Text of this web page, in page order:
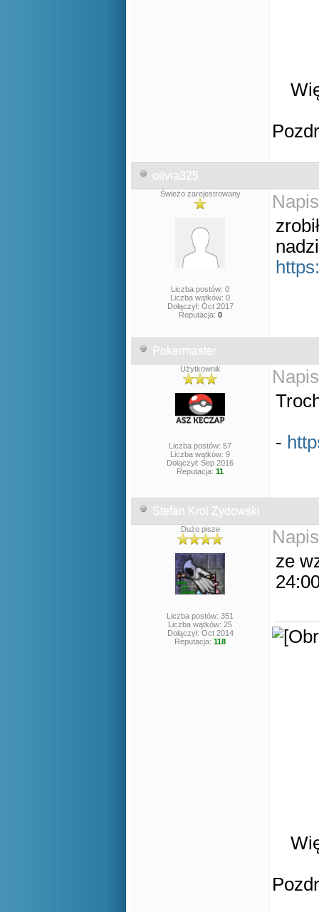
olivia325
Świeżo zarejestrowany
Liczba postów: 0
Liczba wątków: 0
Dołączył: Oct 2017
Reputacja: 0
Pokermaster
Użytkownik
Liczba postów: 57
Liczba wątków: 9
Dołączył: Sep 2016
Reputacja: 11
-
Stefan Krol Zydowski
Dużo pisze
Liczba postów: 351
Liczba wątków: 25
Dołączył: Oct 2014
Reputacja: 118
ze